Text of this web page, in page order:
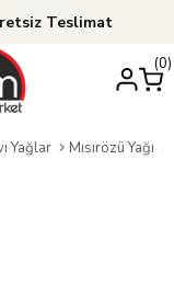
Teslimat
0
Yağlar Mısırözü Yağı